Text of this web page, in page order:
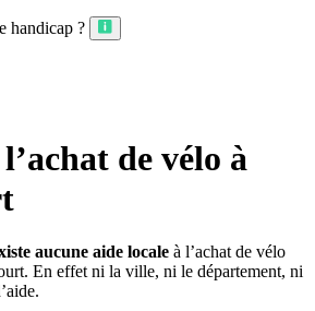
handicap ?
de vélo à
aucune aide locale à l’achat de vélo
En effet ni la ville, ni le département, ni